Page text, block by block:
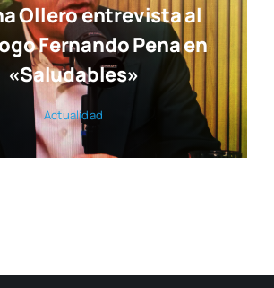
Ollero entrevista al
Fernando Pena en
«Saludables»
Actua­li­dad